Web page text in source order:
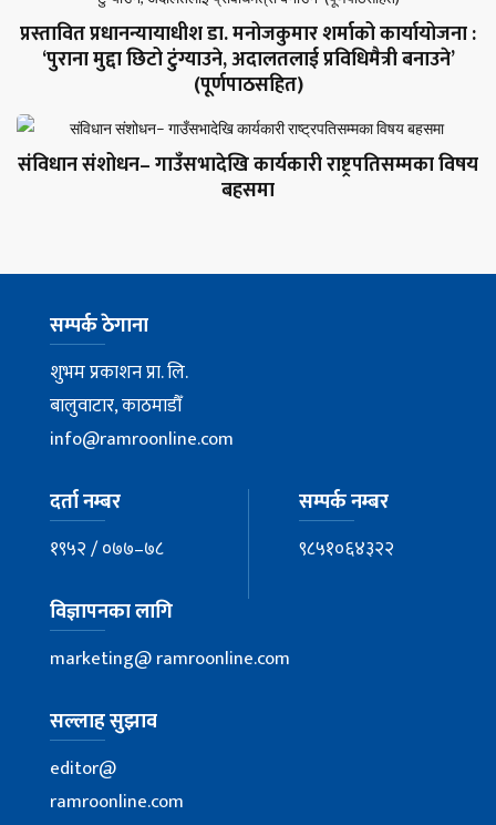
प्रस्तावित प्रधानन्यायाधीश डा. मनोजकुमार शर्माको कार्यायोजना :
‘पुराना मुद्दा छिटो टुंग्याउने, अदालतलाई प्रविधिमैत्री बनाउने’
(पूर्णपाठसहित)
संविधान संशोधन– गाउँसभादेखि कार्यकारी राष्ट्रपतिसम्मका विषय
बहसमा
सम्पर्क ठेगाना
शुभम प्रकाशन प्रा. लि.
बालुवाटार, काठमाडौँ
info@ramroonline.com
दर्ता नम्बर
१९५२ / ०७७–७८
सम्पर्क नम्बर
९८५१०६४३२२
विज्ञापनका लागि
marketing@ ramroonline.com
सल्लाह सुझाव
editor@
ramroonline.com